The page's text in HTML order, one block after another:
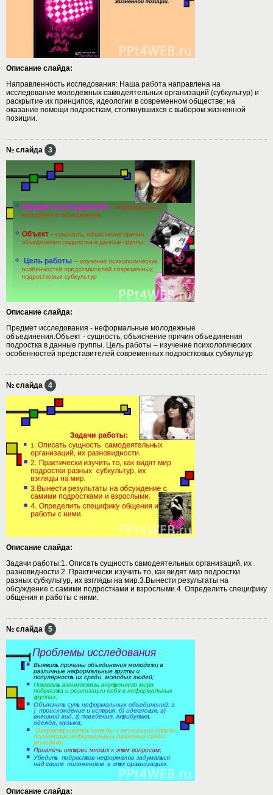
Описание слайда:
Направленность исследования: Наша работа направлена на
исследование молодежных самодеятельных организаций (субкультур) и
раскрытие их принципов, идеологии в современном обществе; на
оказание помощи подросткам, столкнувшихся с выбором жизненной
позиции.
№ слайда 3
Описание слайда:
Предмет исследования - неформальные молодежные
объединения.Объект - сущность, объяснение причин объединения
подростка в данные группы. Цель работы – изучение психологических
особенностей представителей современных подростковых субкультур
№ слайда 4
Описание слайда:
Задачи работы:1. Описать сущность самодеятельных организаций, их
разновидности.2. Практически изучить то, как видят мир подростки
разных субкультур, их взгляды на мир.3.Вынести результаты на
обсуждение с самими подростками и взрослыми.4. Определить специфику
общения и работы с ними.
№ слайда 5
Описание слайда: